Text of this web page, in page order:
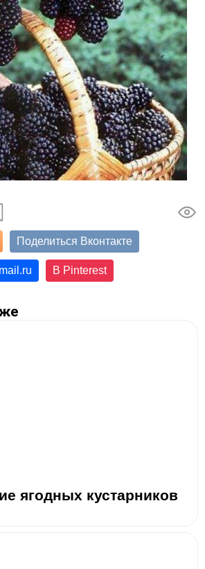
Поделиться Вконтакте
mail.ru В Pinterest
ягодных кустарников